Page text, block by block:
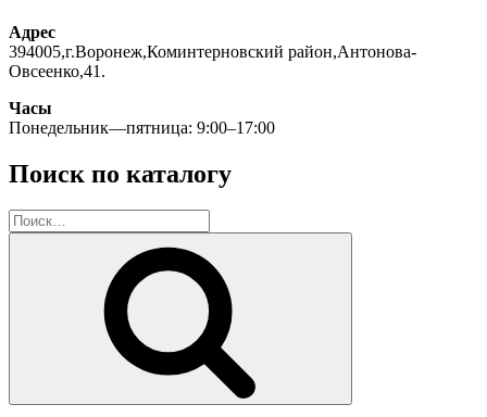
Адрес
394005,г.Воронеж,Коминтерновский район,Антонова-
Овсеенко,41.
Часы
Понедельник—пятница: 9:00–17:00
Поиск по каталогу
Искать: